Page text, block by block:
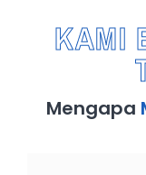
KAMI
Mengapa